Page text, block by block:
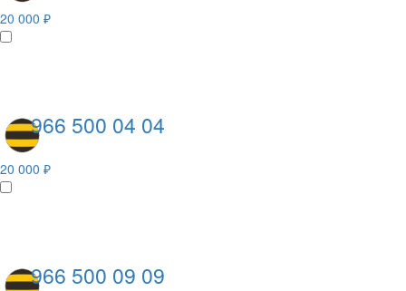
20 000 ₽
966 500 04 04
20 000 ₽
966 500 09 09